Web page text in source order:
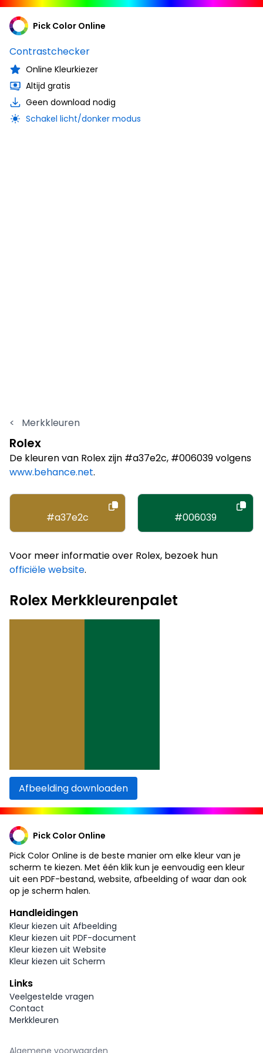
Pick Color Online
Contrastchecker
Online Kleurkiezer
Altijd gratis
Geen download nodig
Schakel licht/donker modus
< Merkkleuren
Rolex
De kleuren van Rolex zijn #a37e2c, #006039 volgens
www.behance.net.
#a37e2c #006039
Voor meer informatie over Rolex, bezoek hun
officiële website.
Rolex Merkkleurenpalet
Afbeelding downloaden
Pick Color Online
Pick Color Online is de beste manier om elke kleur van je
scherm te kiezen. Met één klik kun je eenvoudig een kleur
uit een PDF-bestand, website, afbeelding of waar dan ook
op je scherm halen.
Handleidingen
Kleur kiezen uit Afbeelding
Kleur kiezen uit PDF-document
Kleur kiezen uit Website
Kleur kiezen uit Scherm
Links
Veelgestelde vragen
Contact
Merkkleuren
Algemene voorwaarden